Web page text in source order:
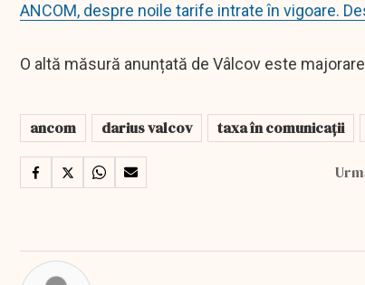
ANCOM, despre noile tarife intrate în vigoare.
O altă măsură anunțată de Vâlcov este
ancom darius valcov taxa în comunicații